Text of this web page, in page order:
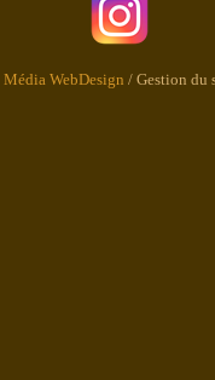
Média WebDesign / Gestion du